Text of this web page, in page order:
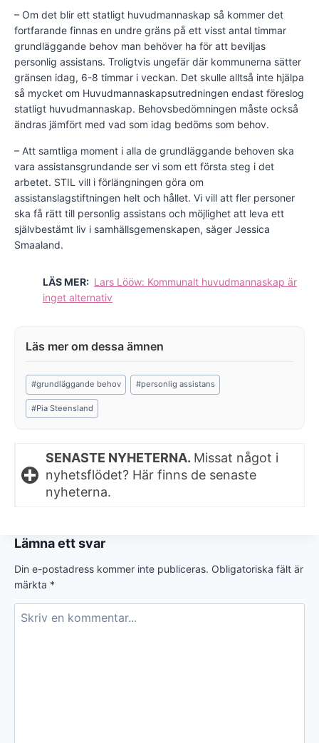
– Om det blir ett statligt huvudmannaskap så kommer det
fortfarande finnas en undre gräns på ett visst antal timmar
grundläggande behov man behöver ha för att beviljas
personlig assistans. Troligtvis ungefär där kommunerna sätter
gränsen idag, 6-8 timmar i veckan. Det skulle alltså inte hjälpa
så mycket om Huvudmannaskapsutredningen endast föreslog
statligt huvudmannaskap. Behovsbedömningen måste också
ändras jämfört med vad som idag bedöms som behov.
– Att samtliga moment i alla de grundläggande behoven ska
vara assistansgrundande ser vi som ett första steg i det
arbetet. STIL vill i förlängningen göra om
assistanslagstiftningen helt och hållet. Vi vill att fler personer
ska få rätt till personlig assistans och möjlighet att leva ett
självbestämt liv i samhällsgemenskapen, säger Jessica
Smaaland.
LÄS MER: Lars Lööw: Kommunalt huvudmannaskap är
inget alternativ
Post
Tags:
#grundläggande behov #personlig assistans
#Pia Steensland
SENASTE NYHETERNA. Missat något i
nyhetsflödet? Här finns de senaste
nyheterna.
Lämna ett svar
Din e-postadress kommer inte publiceras. Obligatoriska fält är
märkta *